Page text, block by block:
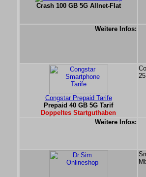
Crash 100 GB 5G Allnet-Flat
Weitere Infos:
Congstar Prepaid Tarife
Prepaid 40 GB 5G Tarif
Doppeltes Startguthaben
Weitere Infos: